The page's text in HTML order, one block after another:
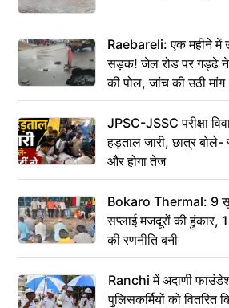
Raebareli: एक महीने में
सड़क! जेल रोड पर गड्ढे ने
की पोल, जांच की उठी मांग
JPSC-JSSC परीक्षा
हड़ताल जारी, छात्र
और होगा तेज
Bokaro Thermal: 9
सप्लाई मजदूरों की हुंकार,
की रणनीति बनी
Ranchi में अदाणी
पुलिसकर्मियों को वितरित